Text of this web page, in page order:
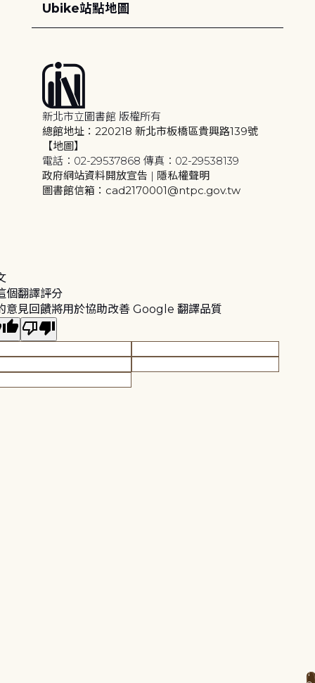
Ubike站點地圖
新北市立圖書館 版權所有
總館地址：220218 新北市板橋區貴興路139號
【地圖】
電話：02-29537868 傳真：02-29538139
政府網站資料開放宣告 | 隱私權聲明
圖書館信箱：cad2170001@ntpc.gov.tw
個翻譯評分
意見回饋將用於協助改善 Google 翻譯品質